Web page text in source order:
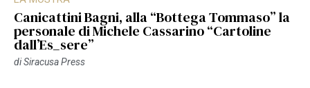
Canicattini Bagni, alla “Bottega Tommaso” la
personale di Michele Cassarino “Cartoline
dall’Es_sere”
diSiracusa Press